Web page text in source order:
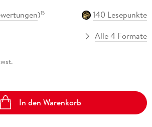
)15
140 Lesepunkte
Alle 4 Formate
In den Warenkorb